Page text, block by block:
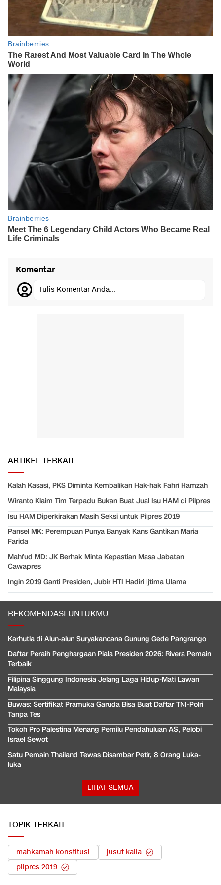
Komentar
Tulis Komentar Anda...
ARTIKEL TERKAIT
Kalah Kasasi, PKS Diminta Kembalikan Hak-hak Fahri Hamzah
Wiranto Klaim Tim Terpadu Bukan Buat Jual Isu HAM di Pilpres
Isu HAM Diperkirakan Masih Seksi untuk Pilpres 2019
Pansel MK: Perempuan Punya Banyak Kans Gantikan Maria
Farida
Mahfud MD: JK Berhak Minta Kepastian Masa Jabatan
Cawapres
Ingin 2019 Ganti Presiden, Jubir HTI Hadiri Ijtima Ulama
REKOMENDASI UNTUKMU
Karhutla di Alun-alun Suryakancana Gunung Gede Pangrango
Daftar Peraih Penghargaan Piala Presiden 2026: Rivera Pemain
Terbaik
Filipina Singgung Indonesia Jelang Laga Hidup-Mati Lawan
Malaysia
Buwas: Sertifikat Pramuka Garuda Bisa Buat Daftar TNI-Polri
Tanpa Tes
Tokoh Pro Palestina Menang Pemilu Pendahuluan AS, Pelobi
Israel Sewot
Satu Pemain Thailand Tewas Disambar Petir, 8 Orang Luka-
luka
LIHAT SEMUA
TOPIK TERKAIT
mahkamah konstitusi
jusuf kalla
pilpres 2019